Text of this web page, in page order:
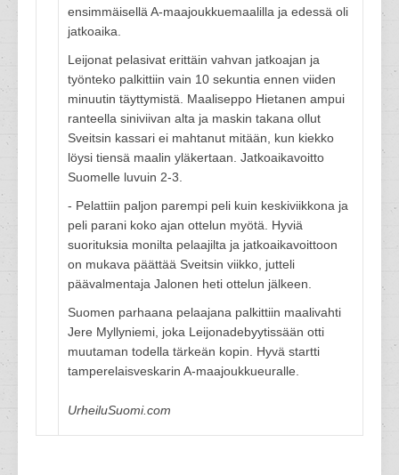
ensimmäisellä A-maajoukkuemaalilla ja edessä oli
jatkoaika.
Leijonat pelasivat erittäin vahvan jatkoajan ja
työnteko palkittiin vain 10 sekuntia ennen viiden
minuutin täyttymistä. Maaliseppo Hietanen ampui
ranteella siniviivan alta ja maskin takana ollut
Sveitsin kassari ei mahtanut mitään, kun kiekko
löysi tiensä maalin yläkertaan. Jatkoaikavoitto
Suomelle luvuin 2-3.
- Pelattiin paljon parempi peli kuin keskiviikkona ja
peli parani koko ajan ottelun myötä. Hyviä
suorituksia monilta pelaajilta ja jatkoaikavoittoon
on mukava päättää Sveitsin viikko, jutteli
päävalmentaja Jalonen heti ottelun jälkeen.
Suomen parhaana pelaajana palkittiin maalivahti
Jere Myllyniemi, joka Leijonadebyytissään otti
muutaman todella tärkeän kopin. Hyvä startti
tamperelaisveskarin A-maajoukkueuralle.
UrheiluSuomi.com